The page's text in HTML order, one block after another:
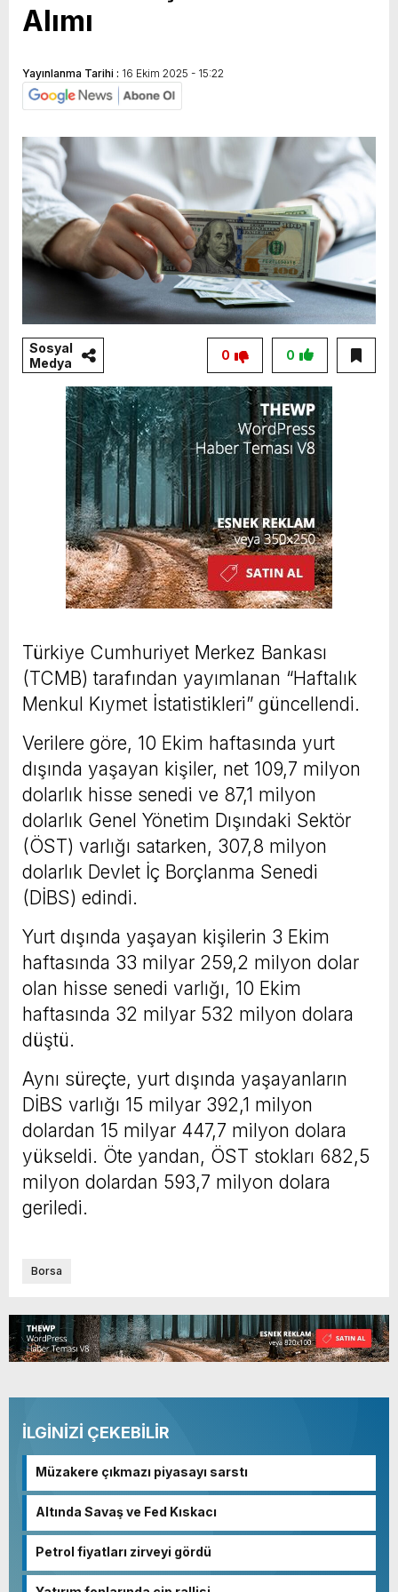
Alımı
Yayınlanma Tarihi : 16 Ekim 2025 - 15:22
Sosyal
Medya
0
0
Türkiye Cumhuriyet Merkez Bankası
(TCMB) tarafından yayımlanan “Haftalık
Menkul Kıymet İstatistikleri” güncellendi.
Verilere göre, 10 Ekim haftasında yurt
dışında yaşayan kişiler, net 109,7 milyon
dolarlık hisse senedi ve 87,1 milyon
dolarlık Genel Yönetim Dışındaki Sektör
(ÖST) varlığı satarken, 307,8 milyon
dolarlık Devlet İç Borçlanma Senedi
(DİBS) edindi.
Yurt dışında yaşayan kişilerin 3 Ekim
haftasında 33 milyar 259,2 milyon dolar
olan hisse senedi varlığı, 10 Ekim
haftasında 32 milyar 532 milyon dolara
düştü.
Aynı süreçte, yurt dışında yaşayanların
DİBS varlığı 15 milyar 392,1 milyon
dolardan 15 milyar 447,7 milyon dolara
yükseldi. Öte yandan, ÖST stokları 682,5
milyon dolardan 593,7 milyon dolara
geriledi.
Borsa
İLGİNİZİ ÇEKEBİLİR
Müzakere çıkmazı piyasayı sarstı
Altında Savaş ve Fed Kıskacı
Petrol fiyatları zirveyi gördü